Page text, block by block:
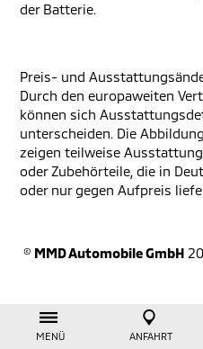
MENÜ ANFAHRT
der Batterie.
Preis- und
Durch den europaweiten
können sich
unterscheiden. Die
zeigen teilweise
oder Zubehörteile, die in
oder nur gegen Aufpreis
© MMD Automobile GmbH